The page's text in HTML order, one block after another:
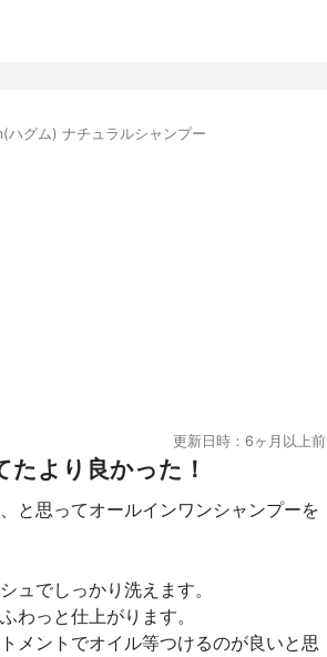
ハグム) ナチュラルシャンプー
更新日時：6ヶ月以上前
より良かった！
と思ってオールインワンシャンプーを
ュでしっかり洗えます。
わっと仕上がります。
メントでオイル等つけるのが良いと思